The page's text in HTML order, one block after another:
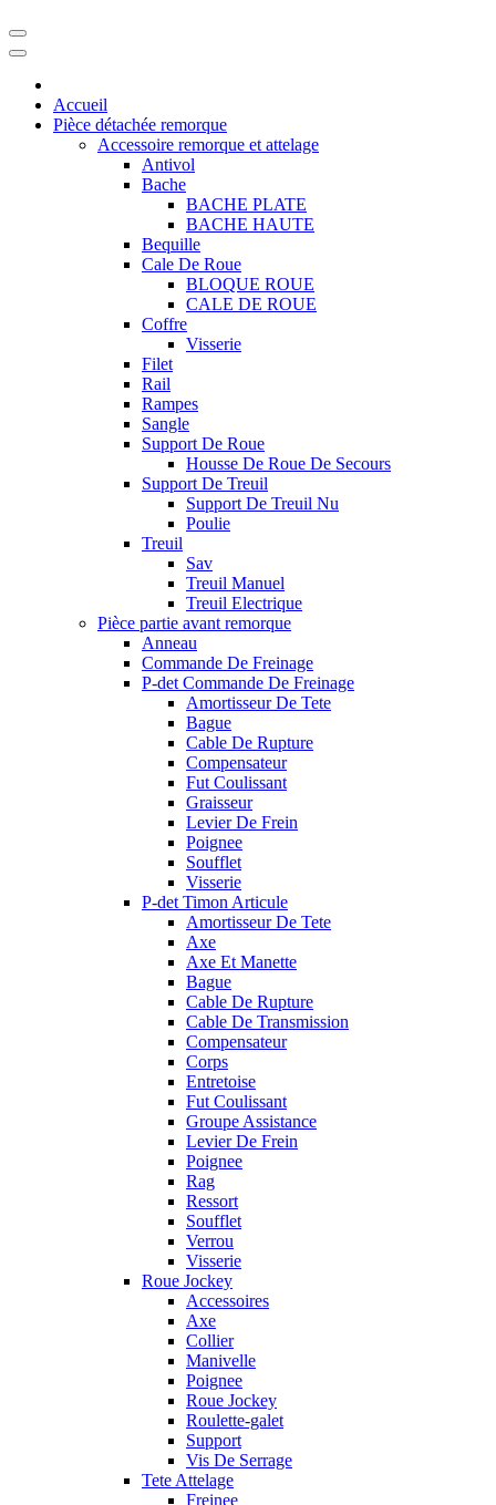
Accueil
Pièce détachée remorque
Accessoire remorque et attelage
Antivol
Bache
BACHE PLATE
BACHE HAUTE
Bequille
Cale De Roue
BLOQUE ROUE
CALE DE ROUE
Coffre
Visserie
Filet
Rail
Rampes
Sangle
Support De Roue
Housse De Roue De Secours
Support De Treuil
Support De Treuil Nu
Poulie
Treuil
Sav
Treuil Manuel
Treuil Electrique
Pièce partie avant remorque
Anneau
Commande De Freinage
P-det Commande De Freinage
Amortisseur De Tete
Bague
Cable De Rupture
Compensateur
Fut Coulissant
Graisseur
Levier De Frein
Poignee
Soufflet
Visserie
P-det Timon Articule
Amortisseur De Tete
Axe
Axe Et Manette
Bague
Cable De Rupture
Cable De Transmission
Compensateur
Corps
Entretoise
Fut Coulissant
Groupe Assistance
Levier De Frein
Poignee
Rag
Ressort
Soufflet
Verrou
Visserie
Roue Jockey
Accessoires
Axe
Collier
Manivelle
Poignee
Roue Jockey
Roulette-galet
Support
Vis De Serrage
Tete Attelage
Freinee